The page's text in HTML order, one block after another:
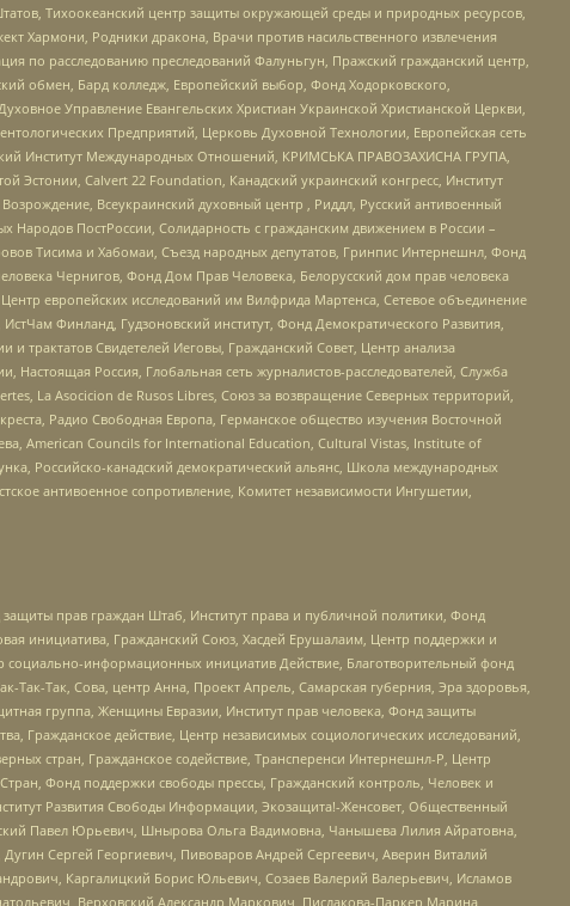
Тихоокеанский центр защиты окружающей среды и природных ресурсов,
Хармони, Родники дракона, Врачи против насильственного извлечения
по расследованию преследований Фалуньгун, Пражский гражданский центр,
обмен, Бард колледж, Европейский выбор, Фонд Ходорковского,
Управление Евангельских Христиан Украинской Христианской Церкви,
Предприятий, Церковь Духовной Технологии, Европейская сеть
Институт Международных Отношений, КРИМСЬКА ПРАВОЗАХИСНА ГРУПА,
Calvert 22 Foundation, Канадский украинский конгресс, Институт
Всеукраинский духовный центр , Риддл, Русский антивоенный
ПостРоссии, Солидарность с гражданским движением в России –
Тисима и Хабомаи, Съезд народных депутатов, Гринпис Интернешнл, Фонд
Чернигов, Фонд Дом Прав Человека, Белорусский дом прав человека
европейских исследований им Вилфрида Мартенса, Сетевое объединение
Финланд, Гудзоновский институт, Фонд Демократического Развития,
трактатов Свидетелей Иеговы, Гражданский Совет, Центр анализа
Россия, Глобальная сеть журналистов-расследователей, Служба
La Asocicion de Rusos Libres, Союз за возвращение Северных территорий,
Радио Свободная Европа, Германское общество изучения Восточной
American Councils for International Education, Cultural Vistas, Institute of
Российско-канадский демократический альянс, Школа международных
антивоенное сопротивление, Комитет независимости Ингушетии,
прав граждан Штаб, Институт права и публичной политики, Фонд
инициатива, Гражданский Союз, Хасдей Ерушалаим, Центр поддержки и
социально-информационных инициатив Действие, Благотворительный фонд
Так, Сова, центр Анна, Проект Апрель, Самарская губерния, Эра здоровья,
группа, Женщины Евразии, Институт прав человека, Фонд защиты
Гражданское действие, Центр независимых социологических исследований,
стран, Гражданское содействие, Трансперенси Интернешнл-Р, Центр
Фонд поддержки свободы прессы, Гражданский контроль, Человек и
Развития Свободы Информации, Экозащита!-Женсовет, Общественный
Павел Юрьевич, Шнырова Ольга Вадимовна, Чанышева Лилия Айратовна,
Сергей Георгиевич, Пивоваров Андрей Сергеевич, Аверин Виталий
Каргалицкий Борис Юльевич, Созаев Валерий Валерьевич, Исламов
Верховский Александр Маркович, Пислакова-Паркер Марина